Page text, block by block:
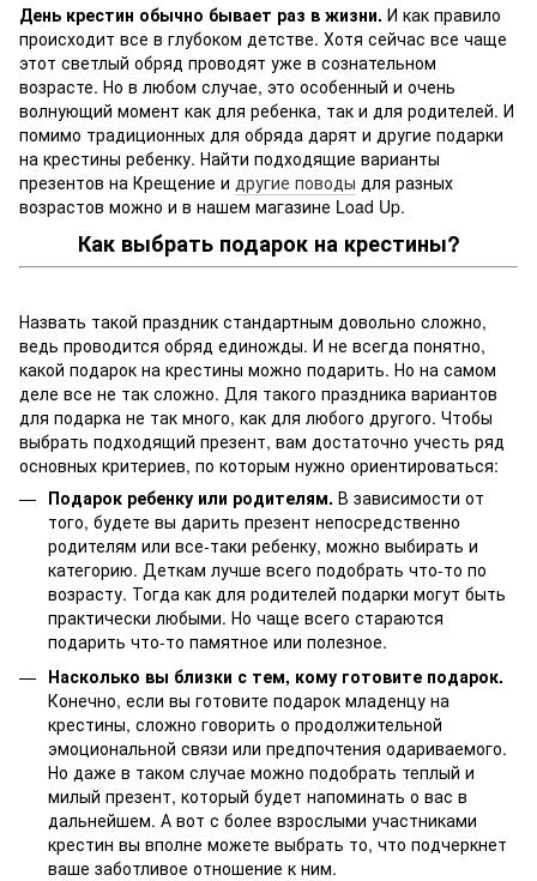
День крестин обычно бывает раз в жизни. И как правило
происходит все в глубоком детстве. Хотя сейчас все чаще
этот светлый обряд проводят уже в сознательном
возрасте. Но в любом случае, это особенный и очень
волнующий момент как для ребенка, так и для родителей. И
помимо традиционных для обряда дарят и другие подарки
на крестины ребенку. Найти подходящие варианты
презентов на Крещение и другие поводы для разных
возрастов можно и в нашем магазине Load Up.
Как выбрать подарок на крестины?
Назвать такой праздник стандартным довольно сложно,
ведь проводится обряд единожды. И не всегда понятно,
какой подарок на крестины можно подарить. Но на самом
деле все не так сложно. Для такого праздника вариантов
для подарка не так много, как для любого другого. Чтобы
выбрать подходящий презент, вам достаточно учесть ряд
основных критериев, по которым нужно ориентироваться:
Подарок ребенку или родителям. В зависимости от
того, будете вы дарить презент непосредственно
родителям или все-таки ребенку, можно выбирать и
категорию. Деткам лучше всего подобрать что-то по
возрасту. Тогда как для родителей подарки могут быть
практически любыми. Но чаще всего стараются
подарить что-то памятное или полезное.
Насколько вы близки с тем, кому готовите подарок.
Конечно, если вы готовите подарок младенцу на
крестины, сложно говорить о продолжительной
эмоциональной связи или предпочтения одариваемого.
Но даже в таком случае можно подобрать теплый и
милый презент, который будет напоминать о вас в
дальнейшем. А вот с более взрослыми участниками
крестин вы вполне можете выбрать то, что подчеркнет
ваше заботливое отношение к ним.